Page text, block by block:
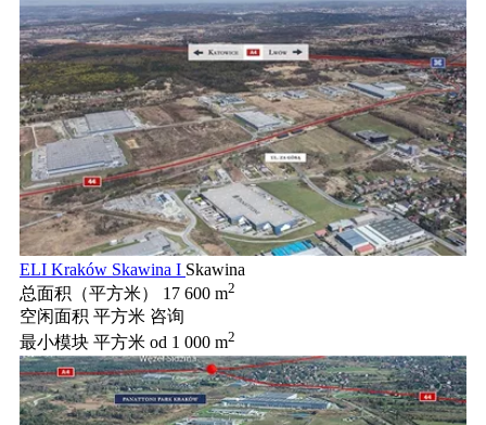
ELI Kraków Skawina I Skawina
总面积（平方米）
17 600 m2
空闲面积 平方米 咨询
最小模块 平方米 od 1 000 m2